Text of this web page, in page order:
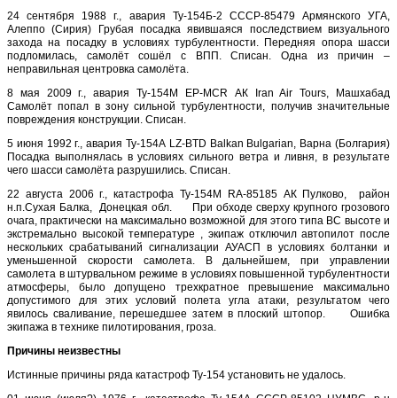
24 сентября 1988 г., авария Ту-154Б-2 СССР-85479 Армянского УГА,
Алеппо (Сирия) Грубая посадка явившаяся последствием визуального
захода на посадку в условиях турбулентности. Передняя опора шасси
подломилась, самолёт сошёл с ВПП. Списан. Одна из причин –
неправильная центровка самолёта.
8 мая 2009 г., авария Ту-154М EP-MCR АК Iran Air Tours, Машхабад
Самолёт попал в зону сильной турбулентности, получив значительные
повреждения конструкции. Списан.
5 июня 1992 г., авария Ту-154А LZ-BTD Balkan Bulgarian, Варна (Болгария)
Посадка выполнялась в условиях сильного ветра и ливня, в результате
чего шасси самолёта разрушились. Списан.
22 августа 2006 г., катастрофа Ту-154М RA-85185 АК Пулково, район
н.п.Сухая Балка, Донецкая обл. При обходе сверху крупного грозового
очага, практически на максимально возможной для этого типа ВС высоте и
экстремально высокой температуре , экипаж отключил автопилот после
нескольких срабатываний сигнализации АУАСП в условиях болтанки и
уменьшенной скорости самолета. В дальнейшем, при управлении
самолета в штурвальном режиме в условиях повышенной турбулентности
атмосферы, было допущено трехкратное превышение максимально
допустимого для этих условий полета угла атаки, результатом чего
явилось сваливание, перешедшее затем в плоский штопор. Ошибка
экипажа в технике пилотирования, гроза.
Причины неизвестны
Истинные причины ряда катастроф Ту-154 установить не удалось.